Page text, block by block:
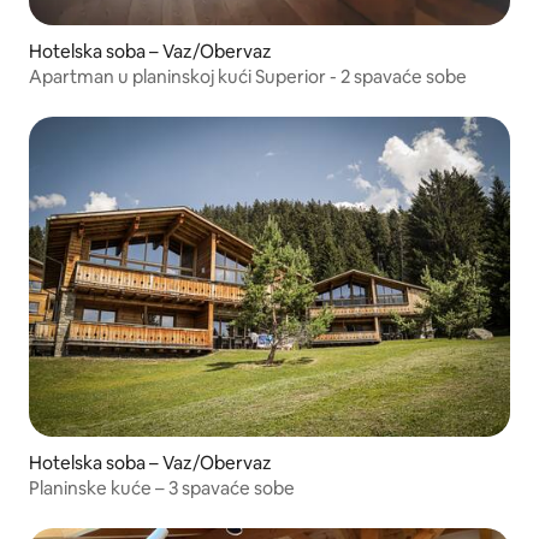
Hotelska soba – Vaz/Obervaz
Apartman u planinskoj kući Superior - 2 spavaće sobe
Hotelska soba – Vaz/Obervaz
Planinske kuće – 3 spavaće sobe